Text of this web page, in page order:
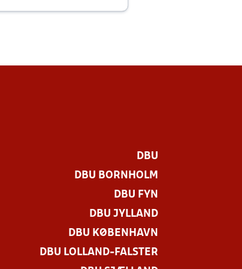
DBU
DBU BORNHOLM
DBU FYN
DBU JYLLAND
DBU KØBENHAVN
DBU LOLLAND-FALSTER